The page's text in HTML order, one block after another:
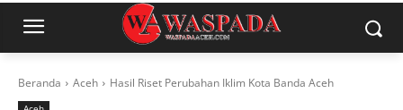
Beranda Aceh Hasil Riset Perubahan Iklim Kota Banda Aceh